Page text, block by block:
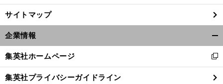
サイトマップ
企業情報
閉
る
集英社ホームページ
新
し
い
集英社プライバシーガイドライン